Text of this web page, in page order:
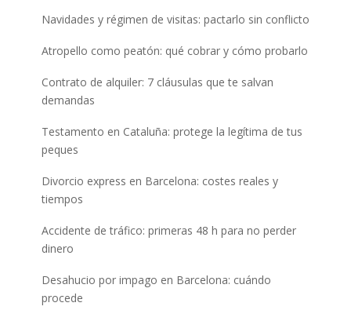
Navidades y régimen de visitas: pactarlo sin conflicto
Atropello como peatón: qué cobrar y cómo probarlo
Contrato de alquiler: 7 cláusulas que te salvan
demandas
Testamento en Cataluña: protege la legítima de tus
peques
Divorcio express en Barcelona: costes reales y
tiempos
Accidente de tráfico: primeras 48 h para no perder
dinero
Desahucio por impago en Barcelona: cuándo
procede